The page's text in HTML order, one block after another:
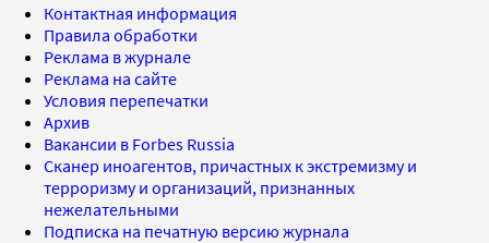
Контактная информация
Правила обработки
Реклама в журнале
Реклама на сайте
Условия перепечатки
Архив
Вакансии в Forbes Russia
Сканер иноагентов, причастных к экстремизму и
терроризму и организаций, признанных
нежелательными
Подписка на печатную версию журнала